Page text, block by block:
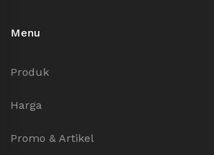
Menu
Produk
Harga
Promo & Artikel